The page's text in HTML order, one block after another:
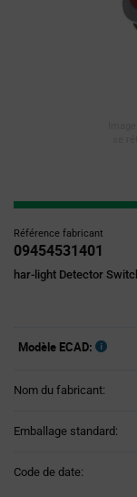
Référence fabricant
09454531401
har-light Detector
Modèle ECAD:
Nom du fabricant:
Emballage standard:
Code de date: